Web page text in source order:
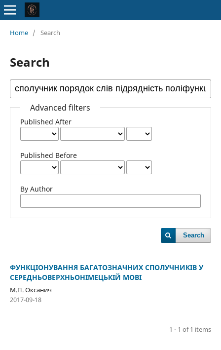
Home / Search
Search
Advanced filters
Published After
Published Before
By Author
Search
ФУНКЦІОНУВАННЯ БАГАТОЗНАЧНИХ СПОЛУЧНИКІВ У
СЕРЕДНЬОВЕРХНЬОНІМЕЦЬКІЙ МОВІ
М.П. Оксанич
2017-09-18
1 - 1 of 1 items